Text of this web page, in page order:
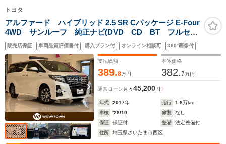
プ HID/USBジャッ
ク/Bluetooth接
続/ETC
コン オートライト
電動格納ミラー スマ
ートキー
ラ バックカ
突被害軽減
ETC ドラレ
電動スライド
トヨタ
アルファード ハイブリッド 2.5 SR Cパッケージ E-Four
4WD サンルーフ 純正ナビ(DVD CD BT フルセグ)
全方位モニター 両側パワードア レーダークルーズコ
ントロール LEDオートライト レザーシート パワー
シート 100V充電 コーナーセンサー
販売店保証 車両品質評価書付 購入プラン付 オンライン相談可 360°画像付
支払総額
389.8万円
本体価格
382.7万円
通常ローン 月々45,200円
年式 2017年 走行 1.8万km
車検
'26/10 修復
なし
保証
保証付 整備
法定整備付
住所
埼玉県さいたま市西区